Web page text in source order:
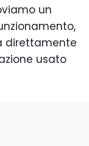
un
direttamente
usato